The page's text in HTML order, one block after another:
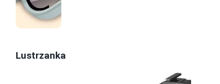
Lustrzanka